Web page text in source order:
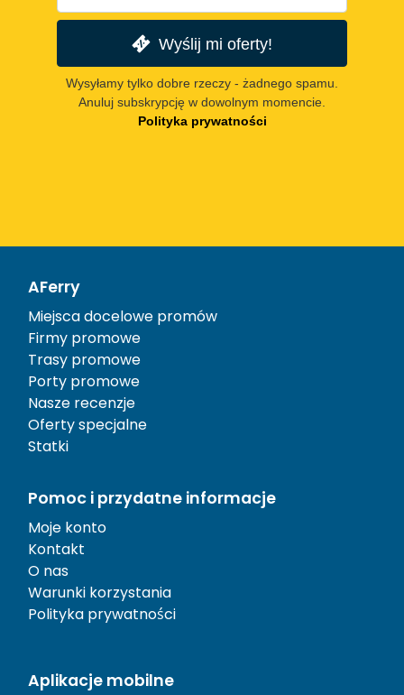
Wyślij mi oferty!
Wysyłamy tylko dobre rzeczy - żadnego spamu.
Anuluj subskrypcję w dowolnym momencie.
Polityka prywatności
AFerry
Miejsca docelowe promów
Firmy promowe
Trasy promowe
Porty promowe
Nasze recenzje
Oferty specjalne
Statki
Pomoc i przydatne informacje
Moje konto
Kontakt
O nas
Warunki korzystania
Polityka prywatności
Aplikacje mobilne